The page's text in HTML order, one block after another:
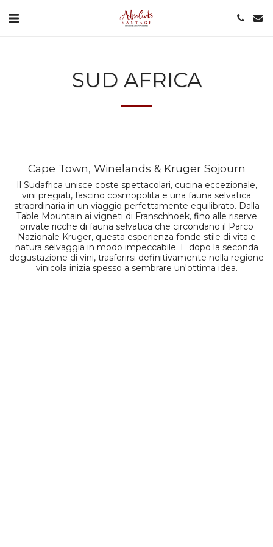
SUD AFRICA
Cape Town, Winelands & Kruger Sojourn
Il Sudafrica unisce coste spettacolari, cucina eccezionale,
vini pregiati, fascino cosmopolita e una fauna selvatica
straordinaria in un viaggio perfettamente equilibrato. Dalla
Table Mountain ai vigneti di Franschhoek, fino alle riserve
private ricche di fauna selvatica che circondano il Parco
Nazionale Kruger, questa esperienza fonde stile di vita e
natura selvaggia in modo impeccabile. E dopo la seconda
degustazione di vini, trasferirsi definitivamente nella regione
vinicola inizia spesso a sembrare un'ottima idea.